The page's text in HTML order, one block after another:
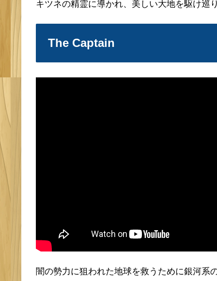
キツネの精霊に導かれ、美しい大地を駆け巡
The Captain
闇の勢力に狙われた地球を救うために銀河系